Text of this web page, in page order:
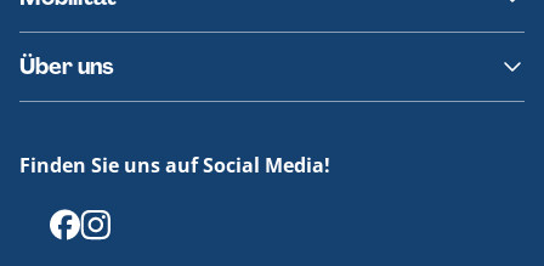
Fundsachen
Häufige Fragen
Barrierefreies Reisen
Erklärung Barrierefreiheit
Über uns
Offenlegungen
Finden Sie uns auf Social Media!